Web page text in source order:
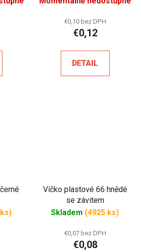
€0,10 bez DPH
€0,12
DETAIL
Víčko plastové 66 hnědé
se závitem
Skladem (4925 ks)
€0,07 bez DPH
€0,08